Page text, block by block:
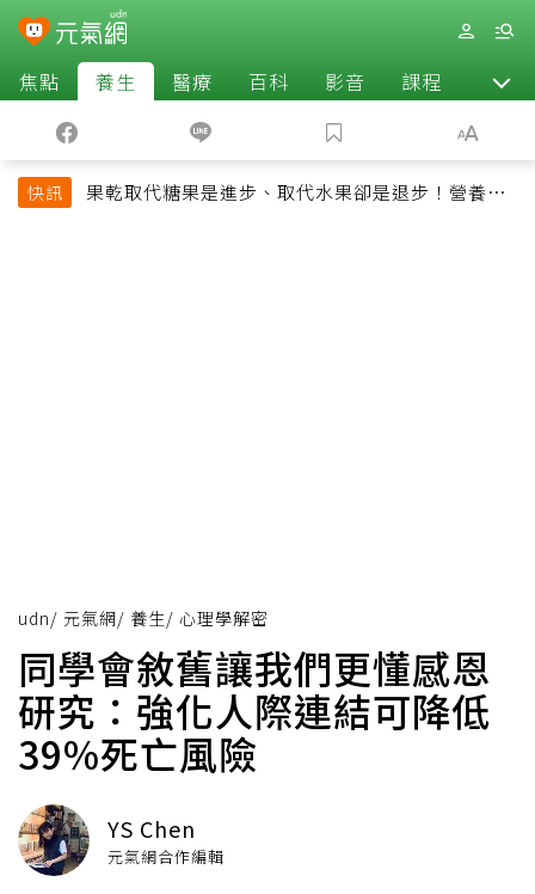
焦點 養生 醫療 百科 影音 課程 退休
快訊
果乾取代糖果是進步、取代水果卻是退步！營養師
udn/ 元氣網/ 養生/ 心理學解密
同學會敘舊讓我們更懂感恩
研究：強化人際連結可降低
39%死亡風險
YS Chen
元氣網合作編輯